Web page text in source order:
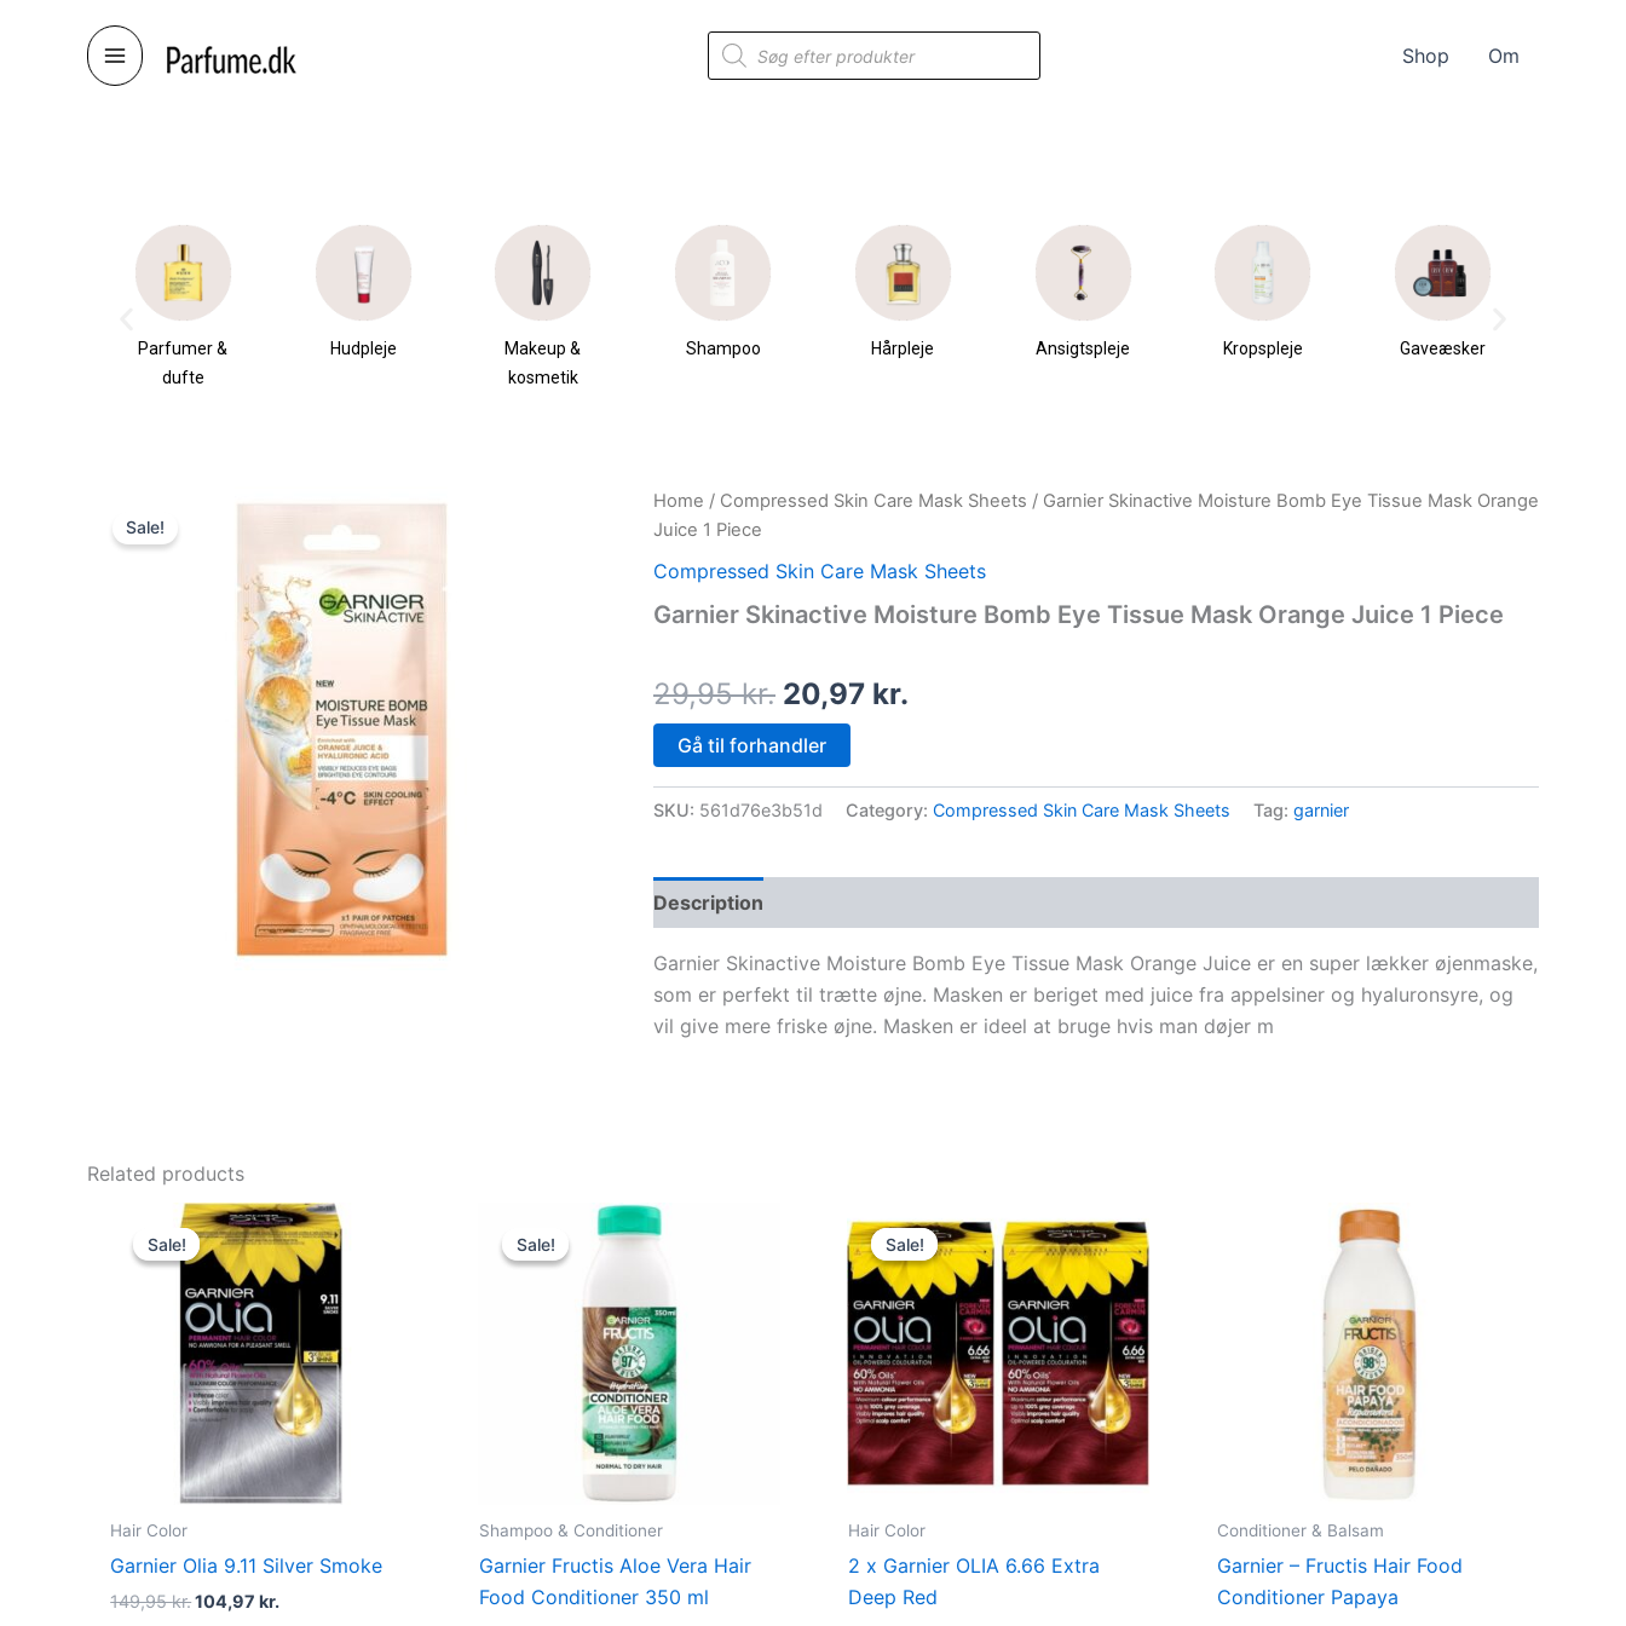
Products
search
Shop Om
Parfumer &
dufte
Hudpleje
Makeup &
kosmetik
Shampoo Hårpleje Ansigtspleje Kropspleje Gaveæsker
Sale!
Home / Compressed Skin Care Mask Sheets / Garnier Skinactive Moisture Bomb Eye Tissue Mask Orange
Juice 1 Piece
Compressed Skin Care Mask Sheets
Garnier Skinactive Moisture Bomb Eye Tissue Mask Orange Juice 1 Piece
29,95kr.
Original
price
was:
20,97 kr.
Current
price
is:
Gå til forhandler
SKU: 561d76e3b51d Category: Compressed Skin Care Mask Sheets Tag: garnier
Description
Garnier Skinactive Moisture Bomb Eye Tissue Mask Orange Juice er en super lækker øjenmaske,
som er perfekt til trætte øjne. Masken er beriget med juice fra appelsiner og hyaluronsyre, og
vil give mere friske øjne. Masken er ideel at bruge hvis man døjer m
Related products
Sale!
Sale!
Hair Color
Garnier Olia 9.11 Silver Smoke
149,95kr.
Original
price
was:
149,95 kr..
104,97kr.
Current
price
is:
104,97 kr..
Sale!
Sale!
Shampoo & Conditioner
Garnier Fructis Aloe Vera Hair
Food Conditioner 350 ml
Original
price
was:
Current
price
Sale!
Sale!
Hair Color
2 x Garnier OLIA 6.66 Extra
Deep Red
price
was:
280,00 kr..
price
is:
196,00 kr..
Conditioner & Balsam
Garnier – Fructis Hair Food
Conditioner Papaya